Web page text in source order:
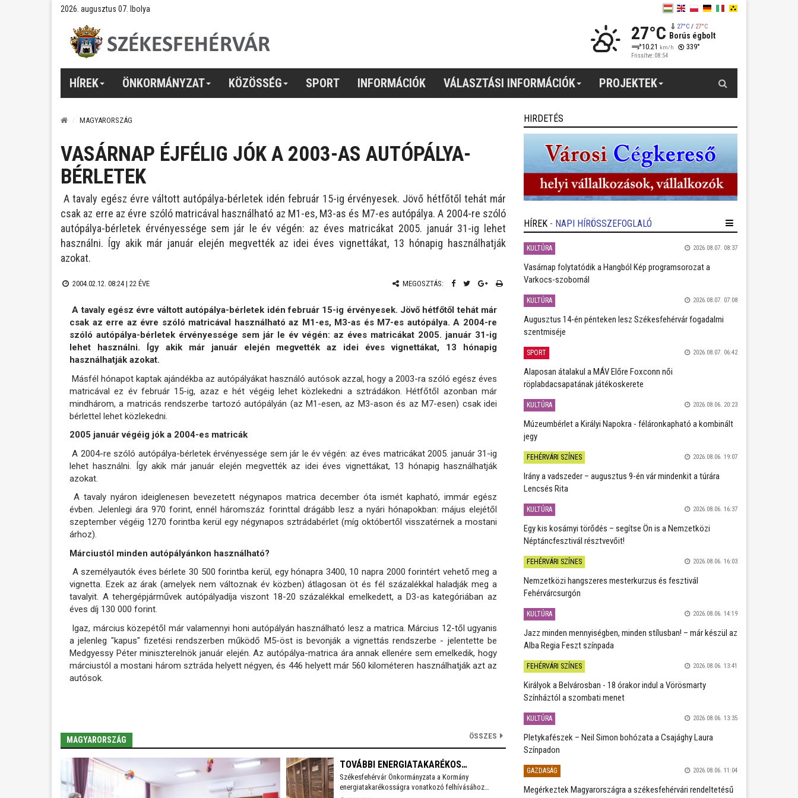
2026. augusztus 07. Ibolya
27°C 27°C/ 27°C
Borús égbolt
10.21 km/h 339°
Frissítve: 08:54
HÍREK ÖNKORMÁNYZAT KÖZÖSSÉG SPORT INFORMÁCIÓK VÁLASZTÁSI INFORMÁCIÓK PROJEKTEK
MAGYARORSZÁG
VASÁRNAP ÉJFÉLIG JÓK A 2003-AS AUTÓPÁLYA-
BÉRLETEK
A tavaly egész évre váltott autópálya-bérletek idén február 15-ig érvényesek. Jövő hétfőtől tehát már
csak az erre az évre szóló matricával használható az M1-es, M3-as és M7-es autópálya. A 2004-re szóló
autópálya-bérletek érvényessége sem jár le év végén: az éves matricákat 2005. január 31-ig lehet
használni. Így akik már január elején megvették az idei éves vignettákat, 13 hónapig használhatják
azokat.
2004.02.12. 08:24 | 22 ÉVE MEGOSZTÁS:
A tavaly egész évre váltott autópálya-bérletek idén február 15-ig érvényesek. Jövő hétfőtől tehát már
csak az erre az évre szóló matricával használható az M1-es, M3-as és M7-es autópálya. A 2004-re
szóló autópálya-bérletek érvényessége sem jár le év végén: az éves matricákat 2005. január 31-ig
lehet használni. Így akik már január elején megvették az idei éves vignettákat, 13 hónapig
használhatják azokat.
Másfél hónapot kaptak ajándékba az autópályákat használó autósok azzal, hogy a 2003-ra szóló egész éves
matricával ez év február 15-ig, azaz e hét végéig lehet közlekedni a sztrádákon. Hétfőtől azonban már
mindhárom, a matricás rendszerbe tartozó autópályán (az M1-esen, az M3-ason és az M7-esen) csak idei
bérlettel lehet közlekedni.
2005 január végéig jók a 2004-es matricák
A 2004-re szóló autópálya-bérletek érvényessége sem jár le év végén: az éves matricákat 2005. január 31-ig
lehet használni. Így akik már január elején megvették az idei éves vignettákat, 13 hónapig használhatják
azokat.
A tavaly nyáron ideiglenesen bevezetett négynapos matrica december óta ismét kapható, immár egész
évben. Jelenlegi ára 970 forint, ennél háromszáz forinttal drágább lesz a nyári hónapokban: május elejétől
szeptember végéig 1270 forintba kerül egy négynapos sztrádabérlet (míg októbertől visszatérnek a mostani
árhoz).
Márciustól minden autópályánkon használható?
A személyautók éves bérlete 30 500 forintba kerül, egy hónapra 3400, 10 napra 2000 forintért vehető meg a
vignetta. Ezek az árak (amelyek nem változnak év közben) átlagosan öt és fél százalékkal haladják meg a
tavalyit. A tehergépjárművek autópályadíja viszont 18-20 százalékkal emelkedett, a D3-as kategóriában az
éves díj 130 000 forint.
Igaz, március közepétől már valamennyi honi autópályán használható lesz a matrica. Március 12-től ugyanis
a jelenleg "kapus" fizetési rendszerben működő M5-öst is bevonják a vignettás rendszerbe - jelentette be
Medgyessy Péter miniszterelnök január elején. Az autópálya-matrica ára annak ellenére sem emelkedik, hogy
márciustól a mostani három sztráda helyett négyen, és 446 helyett már 560 kilométeren használhatják azt az
autósok.
MAGYARORSZÁG ÖSSZES
TOVÁBBI ENERGIATAKARÉKOS
INTÉZKEDÉSEKET VEZET BE
SZÉKESFEHÉRVÁR
Székesfehérvár Önkormányzata a Kormány
energiatakarékosságra vonatkozó felhívásához
HIRDETÉS
HÍREK - NAPI HÍRÖSSZEFOGLALÓ
KULTÚRA 2026.08.07. 08:37
Vasárnap folytatódik a Hangból Kép programsorozat a
Varkocs-szobornál
KULTÚRA 2026.08.07. 07:08
Augusztus 14-én pénteken lesz Székesfehérvár fogadalmi
szentmiséje
SPORT 2026.08.07. 06:42
Alaposan átalakul a MÁV Előre Foxconn női
röplabdacsapatának játékoskerete
KULTÚRA 2026.08.06. 20:23
Múzeumbérlet a Királyi Napokra - féláronkapható a kombinált
jegy
FEHÉRVÁRI SZÍNES 2026.08.06. 19:07
Irány a vadszeder – augusztus 9-én vár mindenkit a túrára
Lencsés Rita
KULTÚRA 2026.08.06. 16:37
Egy kis kosárnyi törődés – segítse Ön is a Nemzetközi
Néptáncfesztivál résztvevőit!
FEHÉRVÁRI SZÍNES 2026.08.06. 16:03
Nemzetközi hangszeres mesterkurzus és fesztivál
Fehérvárcsurgón
KULTÚRA 2026.08.06. 14:19
Jazz minden mennyiségben, minden stílusban! – már készül az
Alba Regia Feszt színpada
FEHÉRVÁRI SZÍNES 2026.08.06. 13:41
Királyok a Belvárosban - 18 órakor indul a Vörösmarty
Színháztól a szombati menet
KULTÚRA 2026.08.06. 13:35
Pletykafészek – Neil Simon bohózata a Csajághy Laura
Színpadon
GAZDASÁG 2026.08.06. 11:04
Megérkeztek Magyarországra a székesfehérvári rendeltetésű